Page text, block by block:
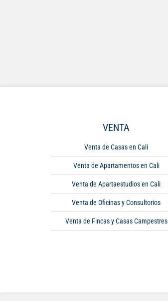
VENTA
Venta de Casas en Cali
Venta de Apartamentos en Cali
Venta de Apartaestudios en Cali
Venta de Oficinas y Consultorios
Venta de Fincas y Casas Campestres